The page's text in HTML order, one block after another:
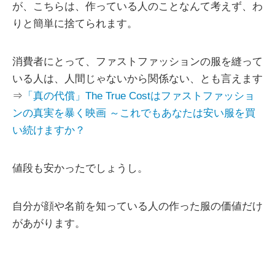
が、こちらは、作っている人のことなんて考えず、わ
りと簡単に捨てられます。
消費者にとって、ファストファッションの服を縫って
いる人は、人間じゃないから関係ない、とも言えます
⇒ 「真の代償」The True Costはファストファッショ
ンの真実を暴く映画 ～これでもあなたは安い服を買
い続けますか？
値段も安かったでしょうし。
自分が顔や名前を知っている人の作った服の価値だけ
があがります。